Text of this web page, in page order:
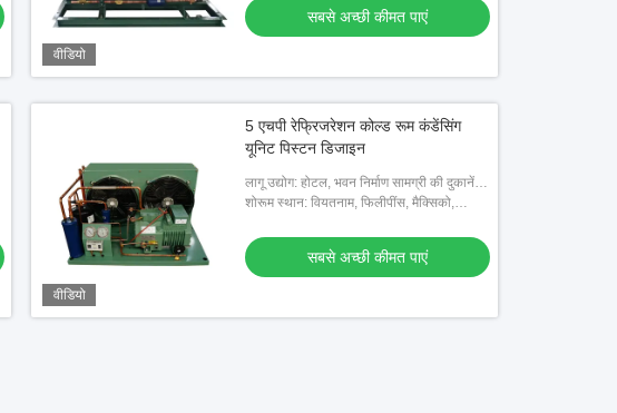
वीडियो
सबसे अच्छी कीमत पाएं
वीडियो
5 एचपी रेफ्रिजरेशन कोल्ड रूम कंडेंसिंग
यूनिट पिस्टन डिजाइन
लागू उद्योग: होटल, भवन निर्माण सामग्री की दुकानें,
मशीनरी मरम्मत की दुकानें, खाद्य और पेय कारखाने,
शोरूम स्थान: वियतनाम, फिलीपींस, मैक्सिको,
ताजिकिस्तान
सबसे अच्छी कीमत पाएं